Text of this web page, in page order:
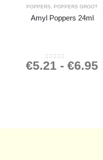
POPPERS POPPERS GROOT
Amyl Poppers 24ml
0out of 5
€5.21 -€6.95